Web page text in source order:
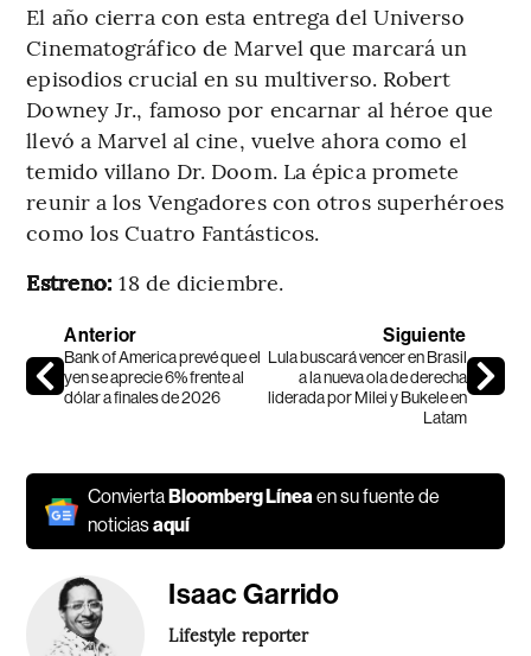
El año cierra con esta entrega del Universo
Cinematográfico de Marvel que marcará un
episodios crucial en su multiverso. Robert
Downey Jr., famoso por encarnar al héroe que
llevó a Marvel al cine, vuelve ahora como el
temido villano Dr. Doom. La épica promete
reunir a los Vengadores con otros superhéroes
como los Cuatro Fantásticos.
Estreno: 18 de diciembre.
Anterior
Bank of America prevé que el
yen se aprecie 6% frente al
dólar a finales de 2026
Siguiente
Lula buscará vencer en Brasil
a la nueva ola de derecha
liderada por Milei y Bukele en
Latam
ConviertaBloomberg Líneaen su fuente de
noticiasaquí
Isaac Garrido
Lifestyle reporter